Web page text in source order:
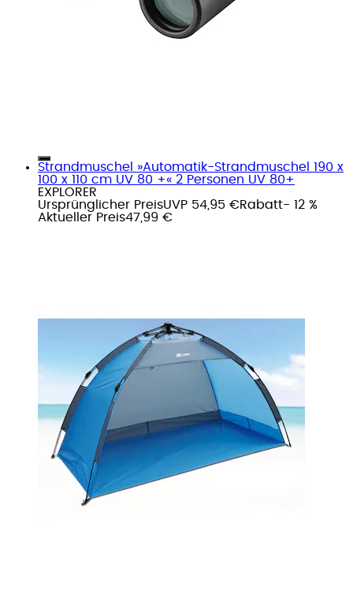
Strandmuschel »Automatik-Strandmuschel 190 x
100 x 110 cm UV 80 +« 2 Personen UV 80+
EXPLORER
Ursprünglicher PreisUVP 54,95 €Rabatt- 12 %
Aktueller Preis47,99 €